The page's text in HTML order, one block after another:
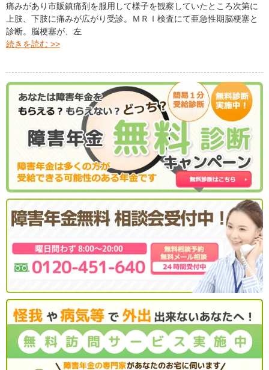
痛みがあり市販鎮痛剤を服用して様子を観察していたところ次第に
上肢、下肢に痛みが広がり受診。ＭＲＩ検査にて亜急性期脳梗塞と
診断。脳梗塞が、左
続きを読む >>